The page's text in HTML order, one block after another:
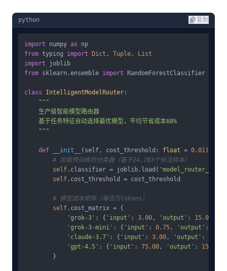
python 复制
import numpy as
from typing import Dict , Tuple , List
import
from sklearn.ensemble import RandomForestClassifier
class IntelligentModelRouter :
"""
    生产级智能模型路由器
    基于任务特征自动选择最优模型，平均节省成本68%
    """
def __init__ ( self, cost_threshold: float = 0.01 ):
# 加载预训练的分类器（基于24,783个标注样本）
self .classifier = joblib.load(
self .cost_threshold = cost_threshold
# 模型成本矩阵（每百万tokens）
self .cost_matrix = {
'grok-3' : { 'input' : 3.00 , 'output' : 15.00
'grok-3-mini' : { 'input' : 0.75 , 'output' :
'claude-3.7' : { 'input' : 3.00 , 'output' :
'gpt-4.5' : { 'input' : 75.00 , 'output' : 150.00
        }